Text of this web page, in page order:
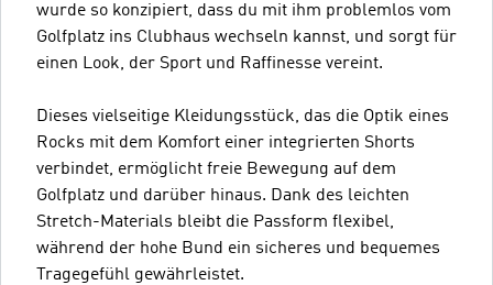
wurde so konzipiert, dass du mit ihm problemlos vom
Golfplatz ins Clubhaus wechseln kannst, und sorgt für
einen Look, der Sport und Raffinesse vereint.
Dieses vielseitige Kleidungsstück, das die Optik eines
Rocks mit dem Komfort einer integrierten Shorts
verbindet, ermöglicht freie Bewegung auf dem
Golfplatz und darüber hinaus. Dank des leichten
Stretch-Materials bleibt die Passform flexibel,
während der hohe Bund ein sicheres und bequemes
Tragegefühl gewährleistet.